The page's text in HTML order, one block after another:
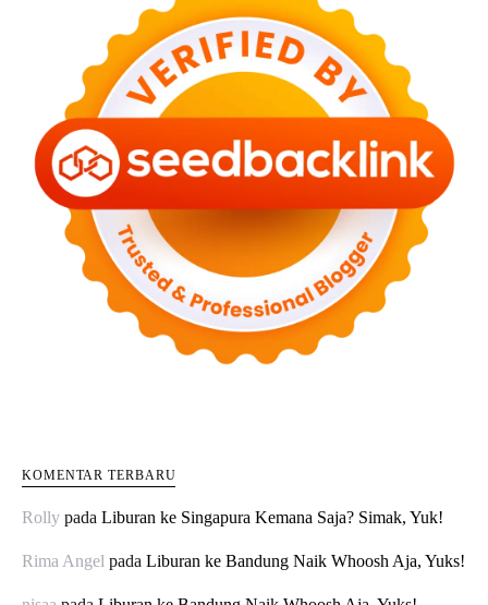
KOMENTAR TERBARU
Rolly pada Liburan ke Singapura Kemana Saja? Simak, Yuk!
Rima Angel pada Liburan ke Bandung Naik Whoosh Aja, Yuks!